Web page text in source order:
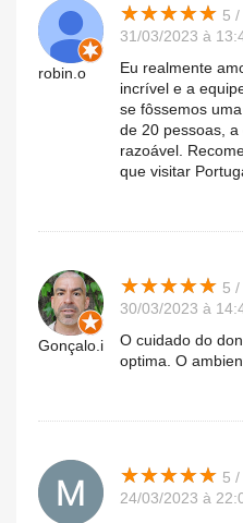
robin.o
★★★★★
★★★★★ 5 /
31/03/2023 à
Eu realmente
incrível e a
se fôssemos
de 20 pessoas,
razoável.
que visitar
Gonçalo.i
★★★★★
★★★★★ 5 /
30/03/2023 à
O cuidado do
optima. O
★★★★★
★★★★★ 5 /
24/03/2023 à